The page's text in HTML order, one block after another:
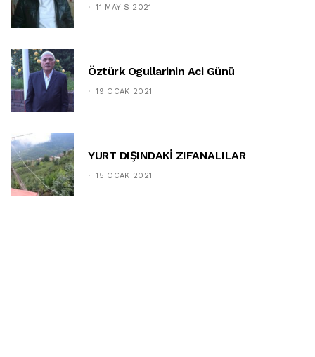
11 MAYIS 2021
Öztürk Ogullarinin Aci Günü
19 OCAK 2021
YURT DIŞINDAKİ ZIFANALILAR
15 OCAK 2021